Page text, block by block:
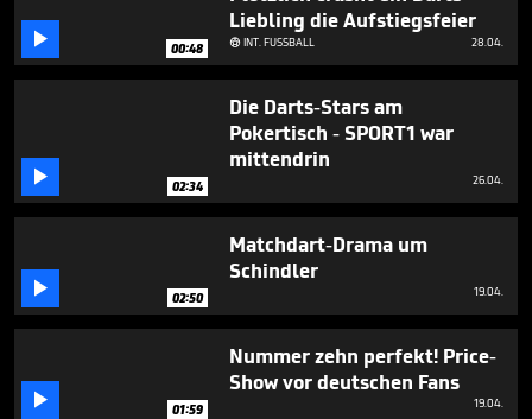
 00:48
Liebling die Aufstiegsfeier
INT. FUSSBALL 28.04.
 02:34
Die Darts-Stars am
Pokertisch - SPORT1 war
mittendrin
26.04.
 02:50
Matchdart-Drama um
Schindler
19.04.
 01:59
Nummer zehn perfekt! Price-
Show vor deutschen Fans
19.04.